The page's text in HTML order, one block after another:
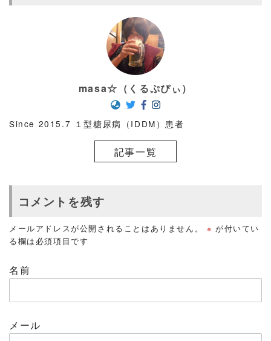
masa☆（くるぷぴぃ）
Since 2015.7 １型糖尿病（IDDM）患者
記事一覧
コメントを残す
メールアドレスが公開されることはありません。 ※ が付いてい
る欄は必須項目です
名前
メール